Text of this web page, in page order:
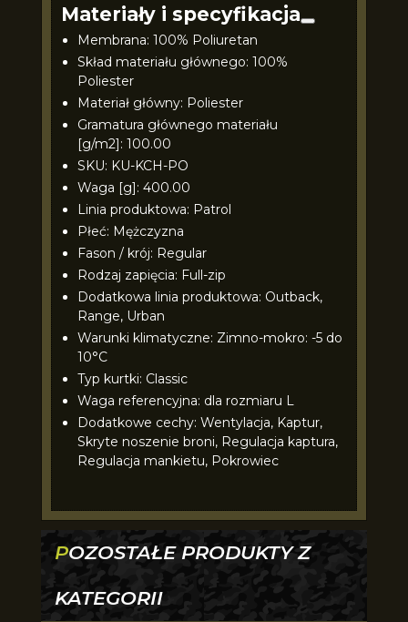
Materiały i specyfikacja
Membrana: 100% Poliuretan
Skład materiału głównego: 100%
Poliester
Materiał główny: Poliester
Gramatura głównego materiału
[g/m2]: 100.00
SKU: KU-KCH-PO
Waga [g]: 400.00
Linia produktowa: Patrol
Płeć: Mężczyzna
Fason / krój: Regular
Rodzaj zapięcia: Full-zip
Dodatkowa linia produktowa: Outback,
Range, Urban
Warunki klimatyczne: Zimno-mokro: -5 do
10°C
Typ kurtki: Classic
Waga referencyjna: dla rozmiaru L
Dodatkowe cechy: Wentylacja, Kaptur,
Skryte noszenie broni, Regulacja kaptura,
Regulacja mankietu, Pokrowiec
POZOSTAŁE PRODUKTY Z
KATEGORII